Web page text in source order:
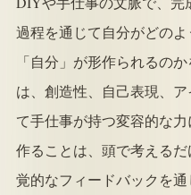
過程を通じて自分がどの
「自分」が形作られるの
は、創造性、自己表現、
て手仕事が持つ変容的な力
作ることは、頭で考える
覚的なフィードバックを